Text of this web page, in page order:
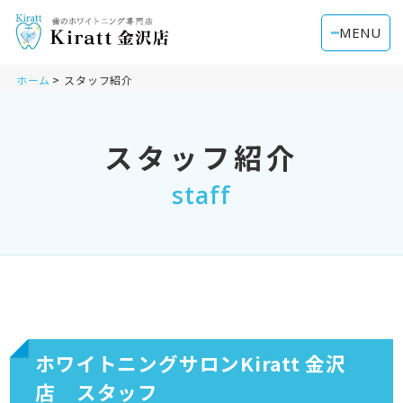
MENU
ホーム スタッフ紹介
スタッフ紹介
staff
ホワイトニングサロンKiratt 金沢
店 スタッフ